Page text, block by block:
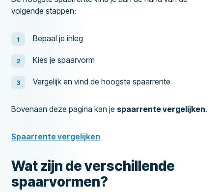
volgende stappen:
Bepaal je inleg
Kies je spaarvorm
Vergelijk en vind de hoogste spaarrente
Bovenaan deze pagina kan je spaarrente vergelijken.
Spaarrente vergelijken
Wat zijn de verschillende
spaarvormen?